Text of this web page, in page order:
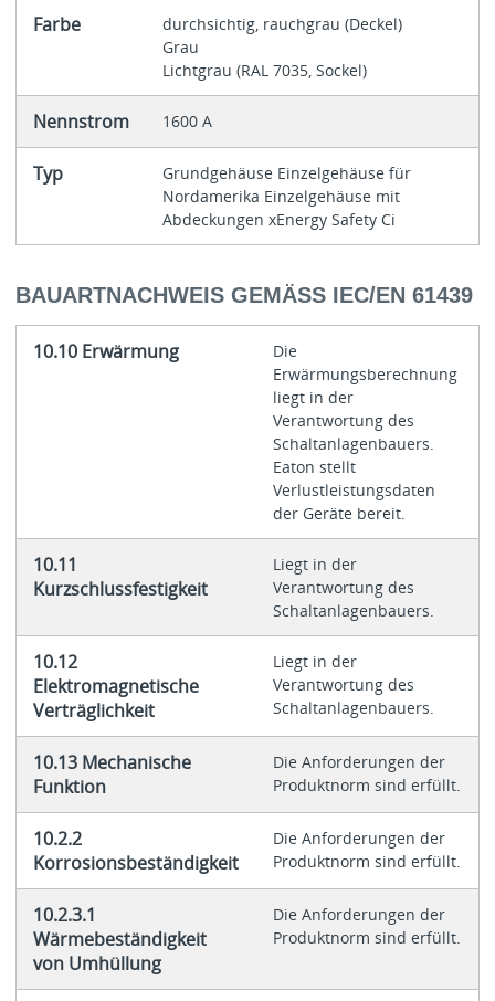
Farbe
durchsichtig, rauchgrau (Deckel)
Grau
Lichtgrau (RAL 7035, Sockel)
Nennstrom 1600 A
Typ
Grundgehäuse Einzelgehäuse für
Nordamerika Einzelgehäuse mit
Abdeckungen xEnergy Safety Ci
BAUARTNACHWEIS GEMÄSS IEC/EN 61439
10.10 Erwärmung
Die
Erwärmungsberechnung
liegt in der
Verantwortung des
Schaltanlagenbauers.
Eaton stellt
Verlustleistungsdaten
der Geräte bereit.
10.11
Kurzschlussfestigkeit
Liegt in der
Verantwortung des
Schaltanlagenbauers.
10.12
Elektromagnetische
Verträglichkeit
Liegt in der
Verantwortung des
Schaltanlagenbauers.
10.13 Mechanische
Funktion
Die Anforderungen der
Produktnorm sind erfüllt.
10.2.2
Korrosionsbeständigkeit
Die Anforderungen der
Produktnorm sind erfüllt.
10.2.3.1
Wärmebeständigkeit
von Umhüllung
Die Anforderungen der
Produktnorm sind erfüllt.